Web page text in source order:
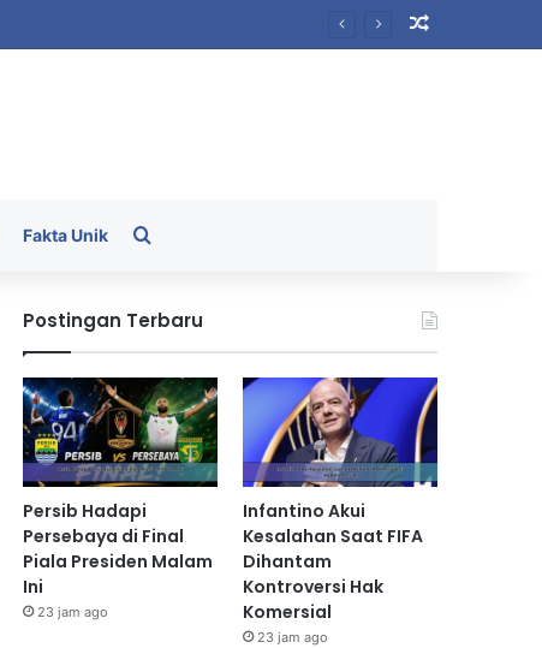
Fakta Unik
Postingan Terbaru
Persib Hadapi
Persebaya di Final
Piala Presiden Malam
Ini
23 jam ago
Infantino Akui
Kesalahan Saat FIFA
Dihantam
Kontroversi Hak
Komersial
23 jam ago